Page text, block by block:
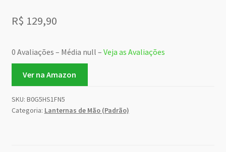
R$ 129,90
0 Avaliações – Média null – Veja as Avaliações
Ver na Amazon
SKU: B0G5HS1FN5
Categoria: Lanternas de Mão (Padrão)